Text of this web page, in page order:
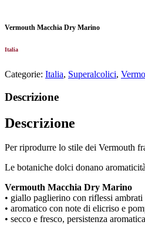
Vermouth Macchia Dry Marino
Italia
Categorie: Italia, Superalcolici,
Descrizione
Descrizione
Per riprodurre lo stile dei Vermouth
Le botaniche dolci donano
Vermouth Macchia Dry Marino
• giallo paglierino con riflessi ambrati
• aromatico con note di elicriso e
• secco e fresco, persistenza